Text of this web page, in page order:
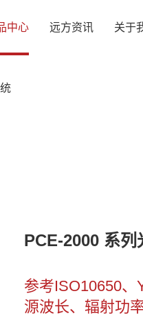
中心 远方资讯 关于
PCE-2000 系
参考ISO10650
源波长、辐射功